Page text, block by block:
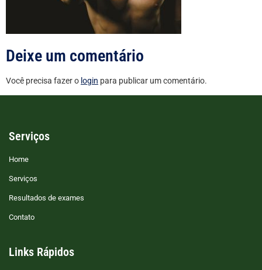
Deixe um comentário
Você precisa fazer o login para publicar um comentário.
Serviços
Home
Serviços
Resultados de exames
Contato
Links Rápidos